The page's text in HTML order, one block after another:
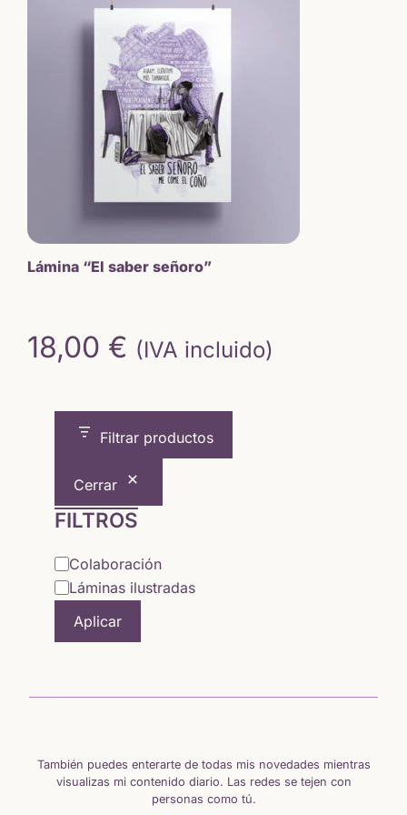
Lámina “El saber señoro”
18,00 € (IVA incluido)
Filtrar productos
Cerrar
FILTROS
Categoría
Colaboración
Láminas ilustradas
Aplicar
También puedes enterarte de todas mis novedades mientras
visualizas mi contenido diario. Las redes se tejen con
personas como tú.